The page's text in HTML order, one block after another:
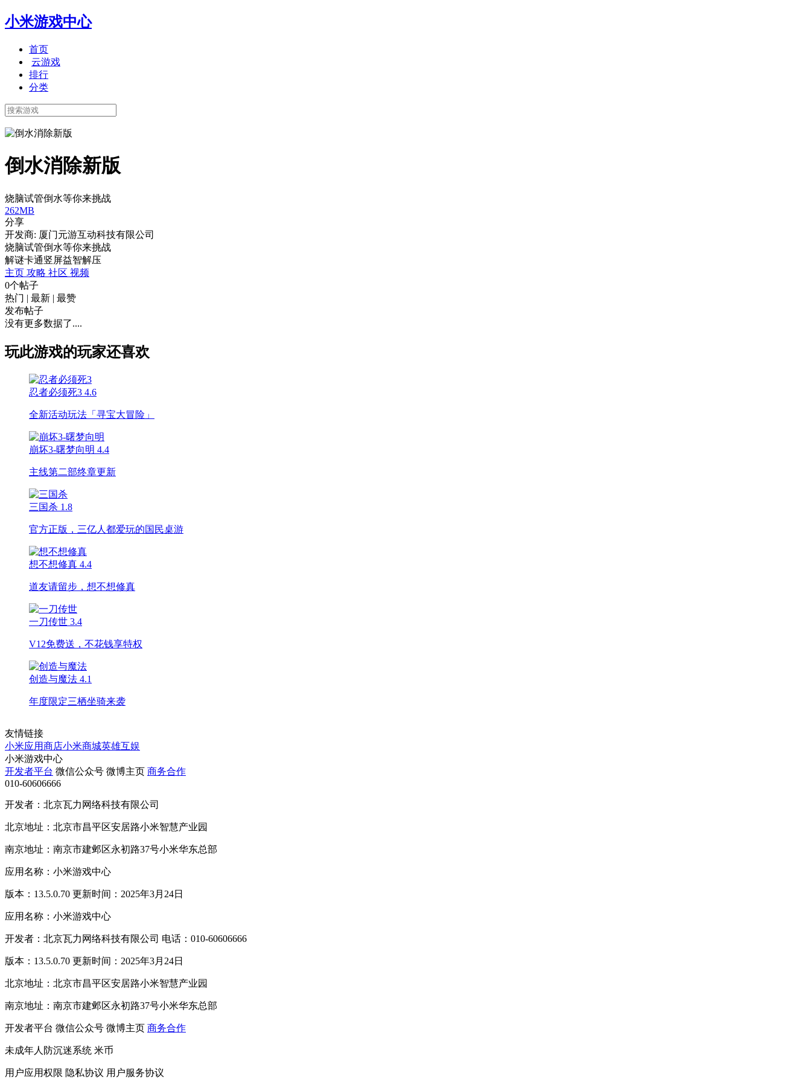
小米游戏中心
首页
云游戏
排行
分类
倒水消除新版
烧脑试管倒水等你来挑战
262MB
分享
开发商: 厦门元游互动科技有限公司
烧脑试管倒水等你来挑战
解谜卡通竖屏益智解压
主页 攻略 社区 视频
0个帖子
热门 | 最新 | 最赞
发布帖子
没有更多数据了....
玩此游戏的玩家还喜欢
忍者必须死3 4.6
全新活动玩法「寻宝大冒险」
崩坏3-曙梦向明 4.4
主线第二部终章更新
三国杀 1.8
官方正版，三亿人都爱玩的国民桌游
想不想修真 4.4
道友请留步，想不想修真
一刀传世 3.4
V12免费送，不花钱享特权
创造与魔法 4.1
年度限定三栖坐骑来袭
友情链接
小米应用商店小米商城英雄互娱
小米游戏中心
开发者平台 微信公众号 微博主页 商务合作
010-60606666
开发者：北京瓦力网络科技有限公司
北京地址：北京市昌平区安居路小米智慧产业园
南京地址：南京市建邺区永初路37号小米华东总部
应用名称：小米游戏中心
版本：13.5.0.70 更新时间：2025年3月24日
应用名称：小米游戏中心
开发者：北京瓦力网络科技有限公司 电话：010-60606666
版本：13.5.0.70 更新时间：2025年3月24日
北京地址：北京市昌平区安居路小米智慧产业园
南京地址：南京市建邺区永初路37号小米华东总部
开发者平台 微信公众号 微博主页 商务合作
未成年人防沉迷系统 米币
用户应用权限 隐私协议 用户服务协议